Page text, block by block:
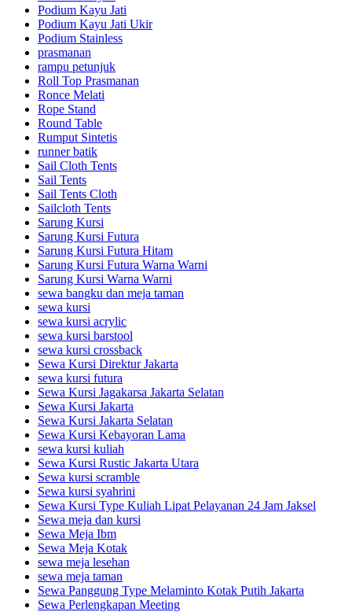
Podium Kayu Jati
Podium Kayu Jati Ukir
Podium Stainless
prasmanan
rampu petunjuk
Roll Top Prasmanan
Ronce Melati
Rope Stand
Round Table
Rumput Sintetis
runner batik
Sail Cloth Tents
Sail Tents
Sail Tents Cloth
Sailcloth Tents
Sarung Kursi
Sarung Kursi Futura
Sarung Kursi Futura Hitam
Sarung Kursi Futura Warna Warni
Sarung Kursi Warna Warni
sewa bangku dan meja taman
sewa kursi
sewa kursi acrylic
sewa kursi barstool
sewa kursi crossback
Sewa Kursi Direktur Jakarta
sewa kursi futura
Sewa Kursi Jagakarsa Jakarta Selatan
Sewa Kursi Jakarta
Sewa Kursi Jakarta Selatan
Sewa Kursi Kebayoran Lama
sewa kursi kuliah
Sewa Kursi Rustic Jakarta Utara
Sewa kursi scramble
Sewa kursi syahrini
Sewa Kursi Type Kuliah Lipat Pelayanan 24 Jam Jaksel
Sewa meja dan kursi
Sewa Meja Ibm
Sewa Meja Kotak
sewa meja lesehan
sewa meja taman
Sewa Panggung Type Melaminto Kotak Putih Jakarta
Sewa Perlengkapan Meeting